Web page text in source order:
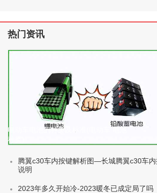
热门资讯
电动车电池的种类及标准(电动车 电池
种类)
腾翼c30车内按键解析图—长城腾翼c30车内
说明
2023年多久开始冷-2023暖冬已成定局了吗